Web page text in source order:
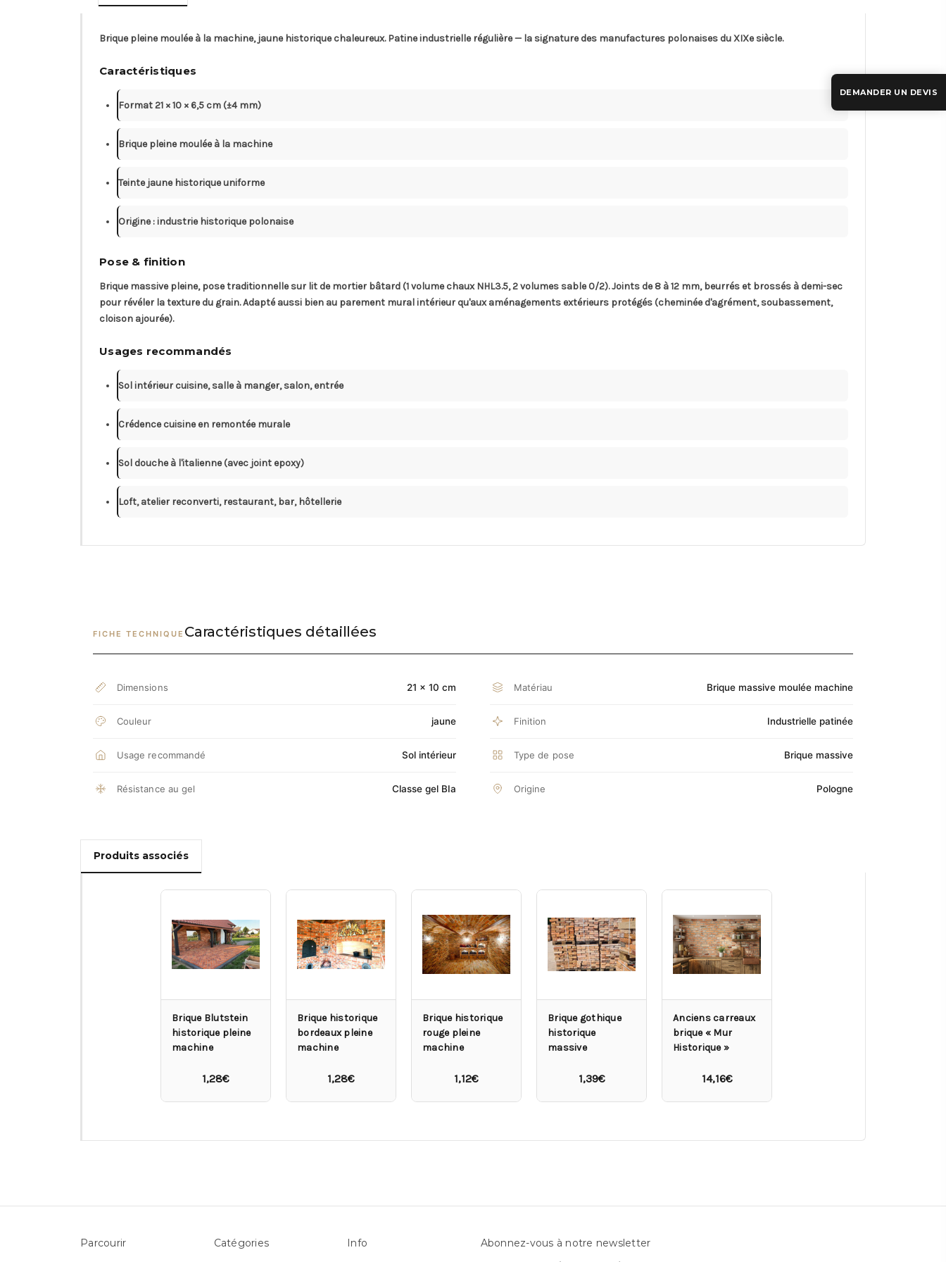
Brique pleine moulée à la machine, jaune historique chaleureux. Patine industrielle régulière — la signature des manufactures polonaises du XIXe siècle.
Caractéristiques
Format 21 × 10 × 6,5 cm (±4 mm)
Brique pleine moulée à la machine
Teinte jaune historique uniforme
Origine : industrie historique polonaise
Pose & finition
Brique massive pleine, pose traditionnelle sur lit de mortier bâtard (1 volume chaux NHL3.5, 2 volumes sable 0/2). Joints de 8 à 12 mm, beurrés et brossés à demi-sec
pour révéler la texture du grain. Adapté aussi bien au parement mural intérieur qu'aux aménagements extérieurs protégés (cheminée d'agrément, soubassement,
cloison ajourée).
Usages recommandés
Sol intérieur cuisine, salle à manger, salon, entrée
Crédence cuisine en remontée murale
Sol douche à l'italienne (avec joint epoxy)
Loft, atelier reconverti, restaurant, bar, hôtellerie
FICHE TECHNIQUE Caractéristiques détaillées
Dimensions 21 × 10 cm Matériau Brique massive moulée machine
Couleur jaune Finition Industrielle patinée
Usage recommandé Sol intérieur Type de pose Brique massive
Résistance au gel Classe gel BIa Origine Pologne
Produits associés
Brique Blutstein
historique pleine
machine
1,28€
Brique historique
bordeaux pleine
machine
1,28€
Brique historique
rouge pleine
machine
1,12€
Brique gothique
historique
massive
1,39€
Anciens carreaux
brique « Mur
Historique »
14,16€
Parcourir Catégories Info Abonnez-vous à notre newsletter
DEMANDER UN DEVIS